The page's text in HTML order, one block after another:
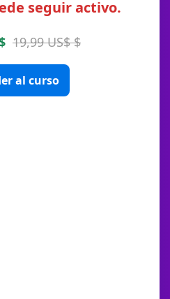
seguir activo.
19,99 US$ $
al curso